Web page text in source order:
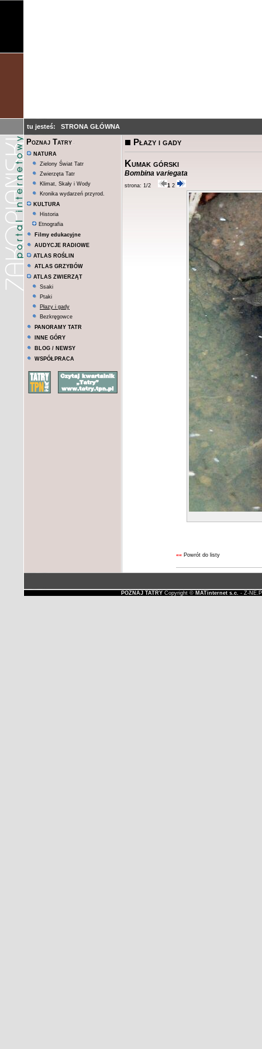
tu jesteś: STRONA GŁÓWNA
Poznaj Tatry
NATURA
Zielony Świat Tatr
Zwierzęta Tatr
Klimat, Skały i Wody
Kronika wydarzeń przyrod.
KULTURA
Historia
Etnografia
Filmy edukacyjne
AUDYCJE RADIOWE
ATLAS ROŚLIN
ATLAS GRZYBÓW
ATLAS ZWIERZĄT
Ssaki
Ptaki
Płazy i gady
Bezkręgowce
PANORAMY TATR
INNE GÓRY
BLOG / NEWSY
WSPÓŁPRACA
Płazy i gady
Kumak górski
Bombina variegata
strona: 1/2 1 2
«« Powrót do listy
POZNAJ TATRYCopyright © MATinternet s.c. - Z-